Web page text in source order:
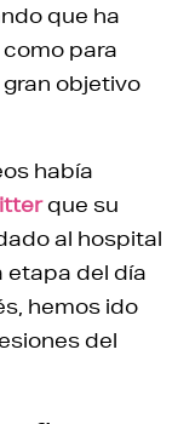
que ha
para
gran objetivo
había
que su
al hospital
etapa del día
hemos ido
del